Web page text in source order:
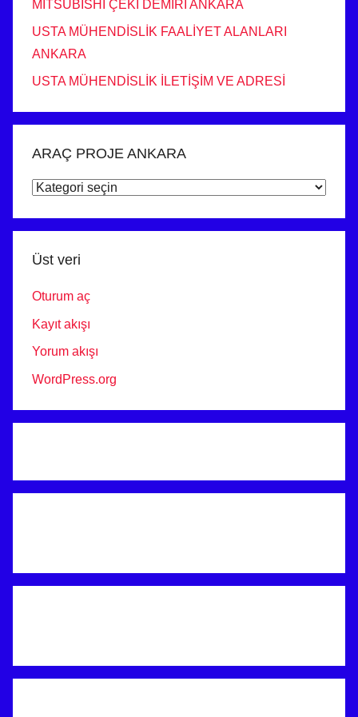
MITSUBISHI ÇEKİ DEMİRİ ANKARA
USTA MÜHENDİSLİK FAALİYET ALANLARI
ANKARA
USTA MÜHENDİSLİK İLETİŞİM VE ADRESİ
ARAÇ PROJE ANKARA
ARAÇ
ANKARA
Üst veri
Oturum aç
Kayıt akışı
Yorum akışı
WordPress.org